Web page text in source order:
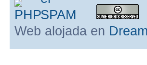
Web alojada en